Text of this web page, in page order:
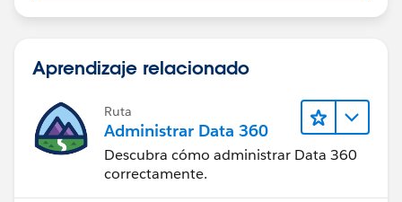
Aprendizaje relacionado
Ruta
Administrar Data 360
Descubra cómo administrar Data 360
correctamente.